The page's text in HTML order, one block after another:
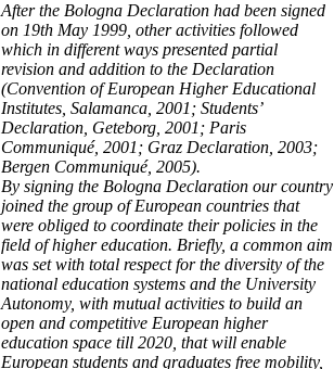
After the Bologna Declaration had been signed
on 19th May 1999, other activities followed
which in different ways presented partial
revision and addi­tion to the Declaration
(Convention of European Higher Educational
Institutes, Salamanca, 2001; Students’
Declaration, Geteborg, 2001; Paris
Communiqué, 2001; Graz Declaration, 2003;
Ber­gen Communiqué, 2005).
By signing the Bologna Declaration our country
joined the group of European countries that
were obliged to coordinate their policies in the
field of higher education. Briefly, a common aim
was set with total respect for the diversity of the
national education systems and the University
Autonomy, with mutual activities to build an
open and com­petitive European higher
education space till 2020, that will enable
European students and graduates free mobility,